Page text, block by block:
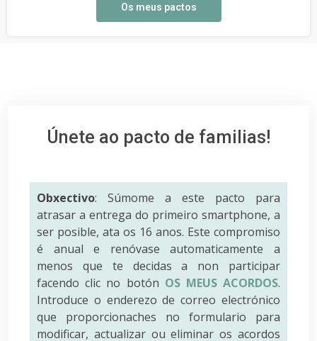
Os meus pactos
Únete ao pacto de familias!
Obxectivo: Súmome a este pacto para
atrasar a entrega do primeiro smartphone, a
ser posible, ata os 16 anos. Este compromiso
é anual e renóvase automaticamente a
menos que te decidas a non participar
facendo clic no botón OS MEUS ACORDOS.
Introduce o enderezo de correo electrónico
que proporcionaches no formulario para
modificar, actualizar ou eliminar os acordos